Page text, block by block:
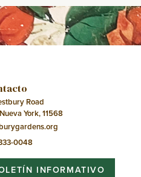
Road
York, 11568
0048
INFORMATIVO